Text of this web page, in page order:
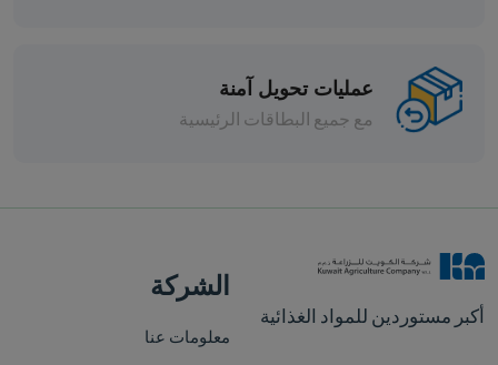
شعيرية ايطالي ديلوكا 500 جم - 2 عمليات تحويل آمنة
مع جميع البطاقات الرئيسية
أكبر مستوردين للمواد الغذائية
الشركة
معلومات عنا